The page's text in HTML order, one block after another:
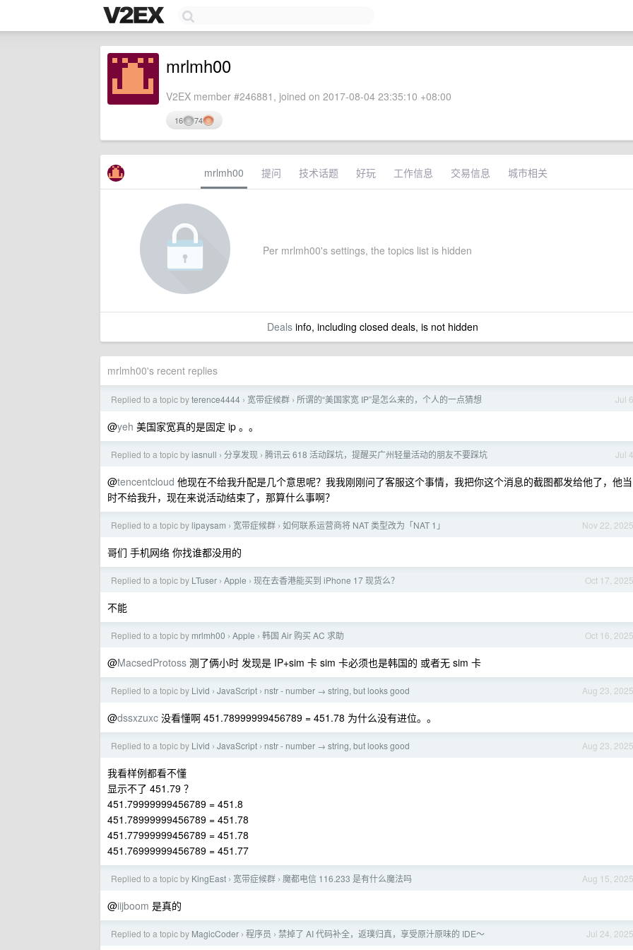
mrlmh00
V2EX member #246881, joined on 2017-08-04 23:35:10 +08:00
16 74
mrlmh00 提问 技术话题 好玩 工作信息 交易信息 城市相关
Per mrlmh00's settings, the topics list is hidden
Dealsinfo, including closed deals, is not hidden
mrlmh00's recent replies
Jul 6
Replied to a topic byterence4444 › 宽带症候群 › 所谓的“美国家宽 IP”是怎么来的，个人的一点猜想
@yeh 美国家宽真的是固定 ip 。。
Jul 4
Replied to a topic byiasnull › 分享发现 › 腾讯云 618 活动踩坑，提醒买广州轻量活动的朋友不要踩坑
@tencentcloud 他现在不给我升配是几个意思呢？我我刚刚问了客服这个事情，我把你这个消息的截图都发给他了，他当
时不给我升，现在来说活动结束了，那算什么事啊？
Nov 22, 2025
Replied to a topic by lipaysam › 宽带症候群 › 如何联系运营商将 NAT 类型改为「NAT 1」
哥们 手机网络 你找谁都没用的
Oct 17, 2025
Replied to a topic by LTuser › Apple › 现在去香港能买到 iPhone 17 现货么？
不能
Oct 16, 2025
Replied to a topic by mrlmh00 › Apple › 韩国 Air 购买 AC 求助
@MacsedProtoss 测了俩小时 发现是 IP+sim 卡 sim 卡必须也是韩国的 或者无 sim 卡
Aug 23, 2025
Replied to a topic by Livid › JavaScript › nstr - number → string, but looks good
@dssxzuxc 没看懂啊 451.78999999456789 = 451.78 为什么没有进位。。
Aug 23, 2025
Replied to a topic by Livid › JavaScript › nstr - number → string, but looks good
我看样例都看不懂
显示不了 451.79 ？
451.79999999456789 = 451.8
451.78999999456789 = 451.78
451.77999999456789 = 451.78
451.76999999456789 = 451.77
Aug 15, 2025
Replied to a topic by KingEast › 宽带症候群 › 魔都电信 116.233 是有什么魔法吗
@iijboom 是真的
Jul 24, 2025
Replied to a topic by MagicCoder › 程序员 › 禁掉了 AI 代码补全，返璞归真，享受原汁原味的 IDE～